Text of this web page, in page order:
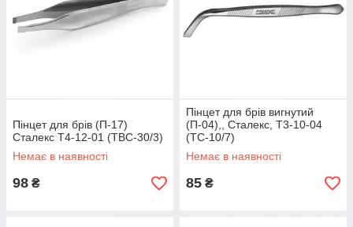
Пінцет для брів (П-17)
Сталекс T4-12-01 (TBC-30/3)
Немає в наявності
98 ₴
Пінцет для брів вигнутий
(П-04),, Сталекс, T3-10-04
(TC-10/7)
Немає в наявності
85 ₴